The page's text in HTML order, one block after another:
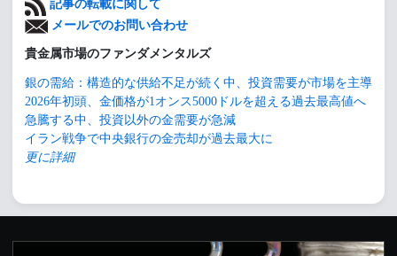
記事の転載に関して
メールでのお問い合わせ
貴金属市場のファンダメンタルズ
銀の需給：構造的な供給不足が続く中、投資需要が市場を主導
2026年初頭、金価格が1オンス5000ドルを超える過去最高値へ
急騰する中、投資以外の金需要が急減
イラン戦争で中央銀行の金売却が過去最大に
更に詳細